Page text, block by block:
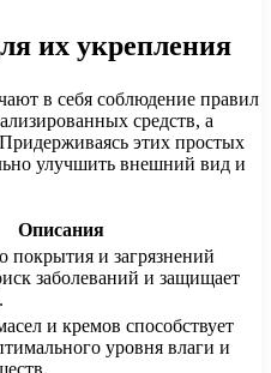
их укрепления
в себя соблюдение правил
средств, а
этих простых
улучшить внешний вид и
Описания
покрытия и загрязнений
заболеваний и защищает
и кремов способствует
уровня влаги и